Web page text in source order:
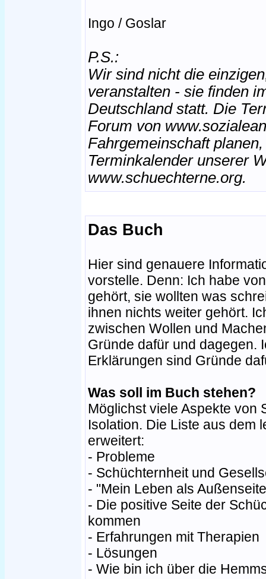
Ingo / Goslar
P.S.:
Wir sind nicht die
veranstalten - sie finden
Deutschland statt. Die
Forum von
Fahrgemeinschaft
Terminkalender unserer
www.schuechterne.org.
Das Buch
Hier sind genauere
vorstelle. Denn: Ich habe
gehört, sie wollten was
ihnen nichts weiter gehört.
zwischen Wollen und
Gründe dafür und dagegen.
Erklärungen sind Gründe
Was soll im Buch stehen?
Möglichst viele Aspekte von
Isolation. Die Liste aus dem
erweitert:
- Probleme
- Schüchternheit und
- "Mein Leben als
- Die positive Seite der
kommen
- Erfahrungen mit Therapien
- Lösungen
- Wie bin ich über die